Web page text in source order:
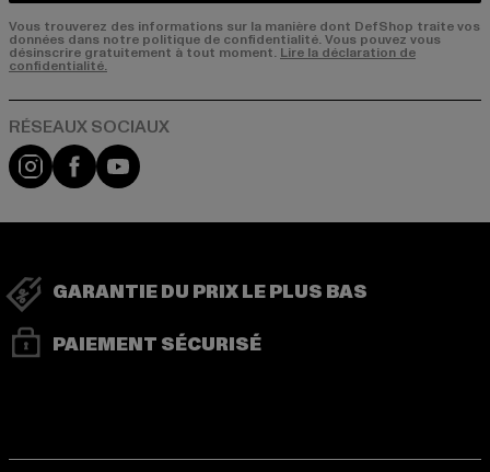
Vous trouverez des informations sur la manière dont DefShop traite vos
données dans notre politique de confidentialité. Vous pouvez vous
désinscrire gratuitement à tout moment. Lire la déclaration de
confidentialité.
Visit our Instagram page:
Visit our Facebook page:
Visit our YouTube channel:
GARANTIE DU PRIX LE PLUS BAS
PAIEMENT SÉCURISÉ